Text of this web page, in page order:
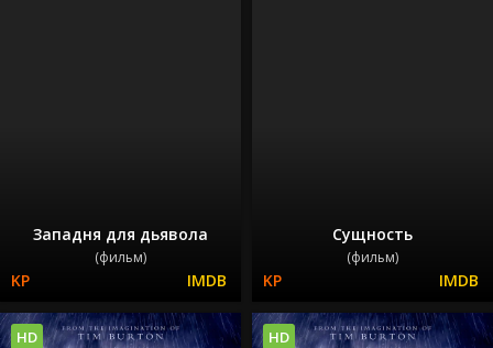
Западня для дьявола
(фильм)
Сущность
(фильм)
HD HD